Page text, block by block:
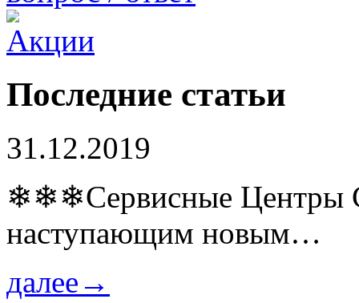
Последние статьи
31.12.2019
❄❄❄Сервисные Центры
наступающим новым…
далее→